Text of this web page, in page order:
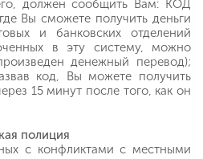
должен сообщить Вам: КОД
Вы сможете получить деньги
и банковских отделений
в эту систему, можно
денежный перевод);
код, Вы можете получить
15 минут после того, как он
полиция
с конфликтами с местными